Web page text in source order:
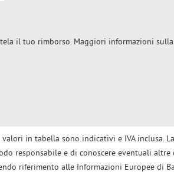
il tuo rimborso. Maggiori informazioni
in tabella sono indicativi e IVA inclusa.
responsabile e di conoscere eventuali
riferimento alle Informazioni Europee di